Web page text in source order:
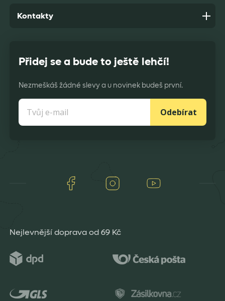
Přidej se a bude to ještě lehčí!
Nezmeškáš žádné slevy a u novinek budeš první.
Odebírat
Facebook Instagram
Kontakty
Nejlevnější doprava od 69 Kč